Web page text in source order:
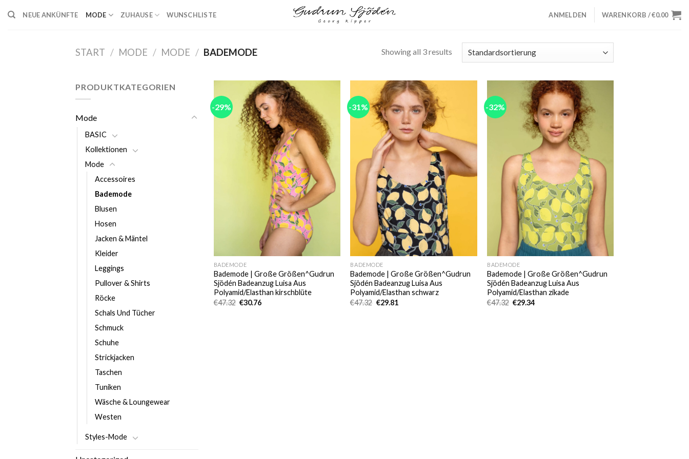
NEUE ANKÜNFTE MODE ZUHAUSE WUNSCHLISTE ANMELDEN WARENKORB /€0.00
START / MODE / MODE / BADEMODE Showing all 3 results
PRODUKTKATEGORIEN
Mode
BASIC
Kollektionen
Mode
Accessoires
Bademode
Blusen
Hosen
Jacken & Mäntel
Kleider
Leggings
Pullover & Shirts
Röcke
Schals Und Tücher
Schmuck
Schuhe
Strickjacken
Taschen
Tuniken
Wäsche & Loungewear
Westen
Styles-Mode
-29%
Add to
wishlist
BADEMODE
Bademode | Große Größen^Gudrun
Sjödén Badeanzug Luisa Aus
Polyamid/Elasthan kirschblüte
€47.32 Ursprünglicher
€30.76Aktueller
-31%
BADEMODE
Bademode | Große Größen^Gudrun
Sjödén Badeanzug Luisa Aus
Polyamid/Elasthan schwarz
€47.32 Ursprünglicher
€29.81
-32%
Add to
wishlist
BADEMODE
Bademode | Große Größen^Gudrun
Sjödén Badeanzug Luisa Aus
Polyamid/Elasthan zikade
€47.32 Ursprünglicher
€29.34Aktueller